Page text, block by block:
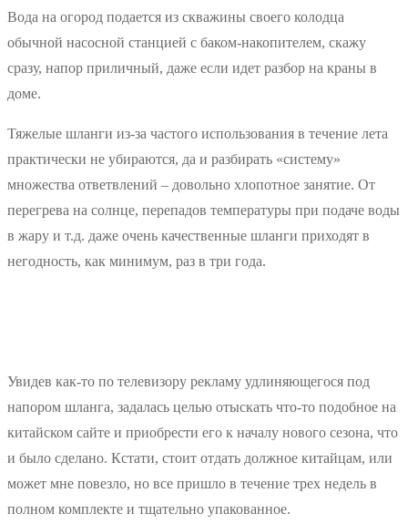
Вода на огород подается из скважины своего колодца
обычной насосной станцией с баком-накопителем, скажу
сразу, напор приличный, даже если идет разбор на краны в
доме.
Тяжелые шланги из-за частого использования в течение лета
практически не убираются, да и разбирать «систему»
множества ответвлений – довольно хлопотное занятие. От
перегрева на солнце, перепадов температуры при подаче воды
в жару и т.д. даже очень качественные шланги приходят в
негодность, как минимум, раз в три года.
Увидев как-то по телевизору рекламу удлиняющегося под
напором шланга, задалась целью отыскать что-то подобное на
китайском сайте и приобрести его к началу нового сезона, что
и было сделано. Кстати, стоит отдать должное китайцам, или
может мне повезло, но все пришло в течение трех недель в
полном комплекте и тщательно упакованное.